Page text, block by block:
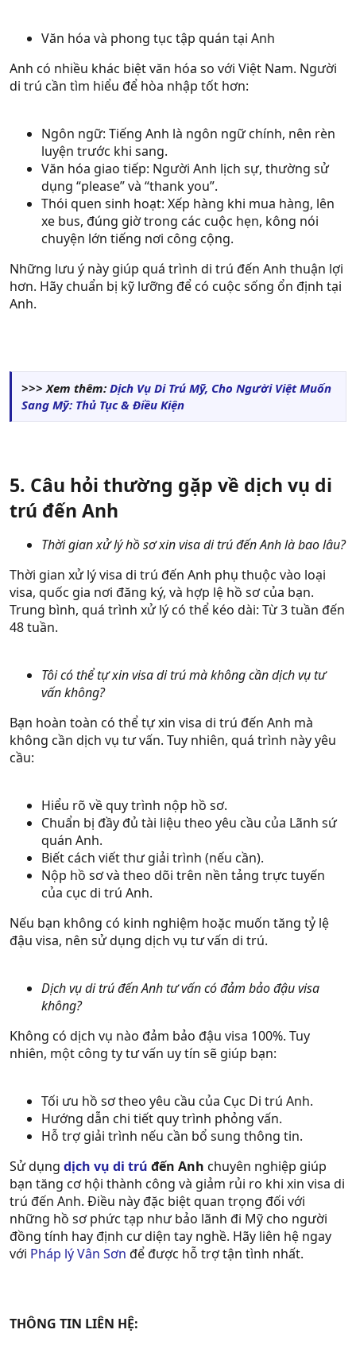
Văn hóa và phong tục tập quán tại Anh
Anh có nhiều khác biệt văn hóa so với Việt Nam. Người
di trú cần tìm hiểu để hòa nhập tốt hơn:
Ngôn ngữ: Tiếng Anh là ngôn ngữ chính, nên rèn
luyện trước khi sang.
Văn hóa giao tiếp: Người Anh lịch sự, thường sử
dụng “please” và “thank you”.
Thói quen sinh hoạt: Xếp hàng khi mua hàng, lên
xe bus, đúng giờ trong các cuộc hẹn, kông nói
chuyện lớn tiếng nơi công cộng.
Những lưu ý này giúp quá trình di trú đến Anh thuận lợi
hơn. Hãy chuẩn bị kỹ lưỡng để có cuộc sống ổn định tại
Anh.
>>> Xem thêm: Dịch Vụ Di Trú Mỹ, Cho Người Việt Muốn
Sang Mỹ: Thủ Tục & Điều Kiện
5. Câu hỏi thường gặp về dịch vụ di
trú đến Anh
Thời gian xử lý hồ sơ xin visa di trú đến Anh là bao lâu?
Thời gian xử lý visa di trú đến Anh phụ thuộc vào loại
visa, quốc gia nơi đăng ký, và hợp lệ hồ sơ của bạn.
Trung bình, quá trình xử lý có thể kéo dài: Từ 3 tuần đến
48 tuần.
Tôi có thể tự xin visa di trú mà không cần dịch vụ tư
vấn không?
Bạn hoàn toàn có thể tự xin visa di trú đến Anh mà
không cần dịch vụ tư vấn. Tuy nhiên, quá trình này yêu
cầu:
Hiểu rõ về quy trình nộp hồ sơ.
Chuẩn bị đầy đủ tài liệu theo yêu cầu của Lãnh sứ
quán Anh.
Biết cách viết thư giải trình (nếu cần).
Nộp hồ sơ và theo dõi trên nền tảng trực tuyến
của cục di trú Anh.
Nếu bạn không có kinh nghiệm hoặc muốn tăng tỷ lệ
đậu visa, nên sử dụng dịch vụ tư vấn di trú.
Dịch vụ di trú đến Anh tư vấn có đảm bảo đậu visa
không?
Không có dịch vụ nào đảm bảo đậu visa 100%. Tuy
nhiên, một công ty tư vấn uy tín sẽ giúp bạn:
Tối ưu hồ sơ theo yêu cầu của Cục Di trú Anh.
Hướng dẫn chi tiết quy trình phỏng vấn.
Hỗ trợ giải trình nếu cần bổ sung thông tin.
Sử dụng dịch vụ di trú đến Anh chuyên nghiệp giúp
bạn tăng cơ hội thành công và giảm rủi ro khi xin visa di
trú đến Anh. Điều này đặc biệt quan trọng đối với
những hồ sơ phức tạp như bảo lãnh đi Mỹ cho người
đồng tính hay định cư diện tay nghề. Hãy liên hệ ngay
với Pháp lý Vân Sơn để được hỗ trợ tận tình nhất.
THÔNG TIN LIÊN HỆ: